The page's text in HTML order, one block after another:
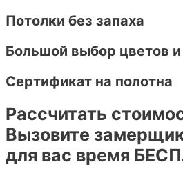
Потолки без запаха
Большой выбор цветов
Сертификат на полотна
Рассчитать
Вызовите
для вас время